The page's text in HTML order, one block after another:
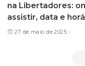
na Libertadores:
assistir, data e
27 de maio de 2025